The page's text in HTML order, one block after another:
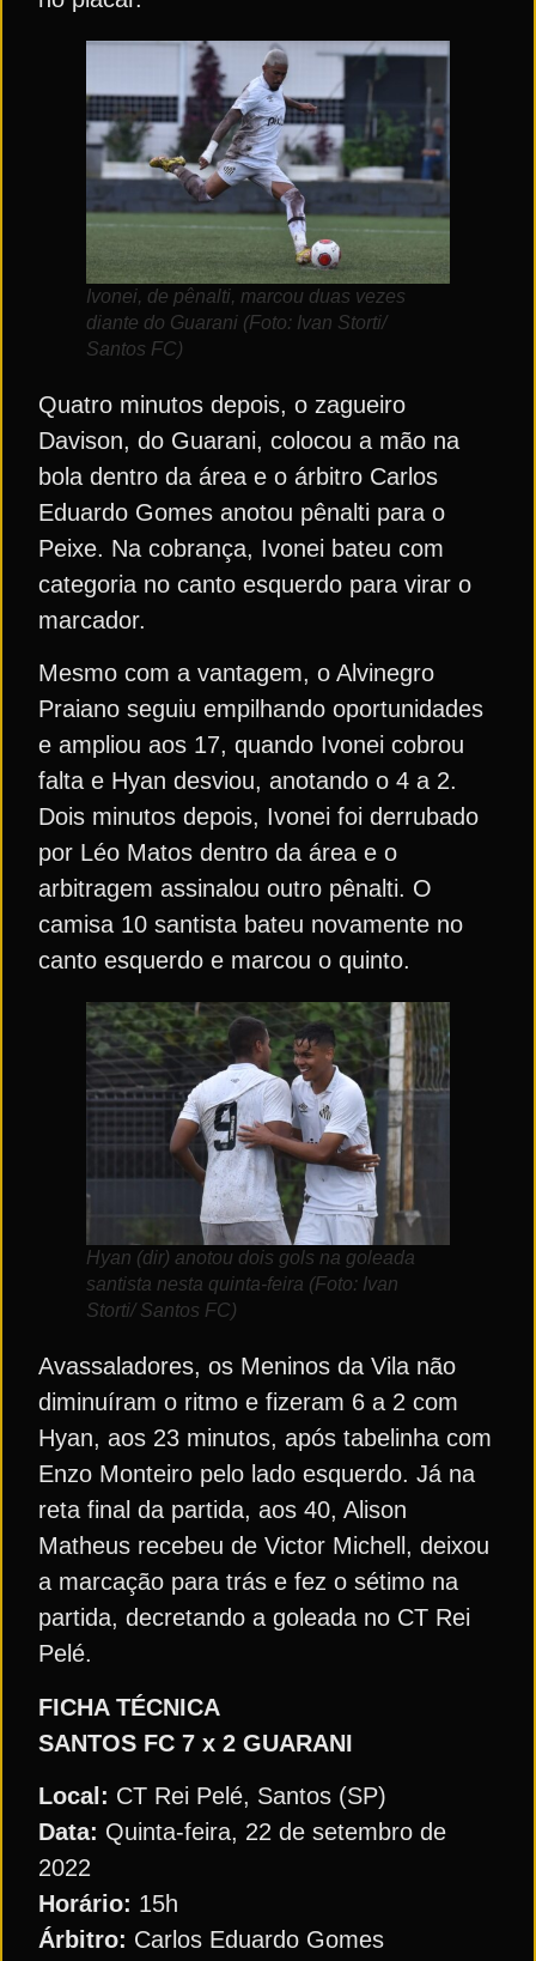
Ivonei, de pênalti, marcou duas vezes
diante do Guarani (Foto: Ivan Storti/
Santos FC)
Quatro minutos depois, o zagueiro
Davison, do Guarani, colocou a mão na
bola dentro da área e o árbitro Carlos
Eduardo Gomes anotou pênalti para o
Peixe. Na cobrança, Ivonei bateu com
categoria no canto esquerdo para virar o
marcador.
Mesmo com a vantagem, o Alvinegro
Praiano seguiu empilhando oportunidades
e ampliou aos 17, quando Ivonei cobrou
falta e Hyan desviou, anotando o 4 a 2.
Dois minutos depois, Ivonei foi derrubado
por Léo Matos dentro da área e o
arbitragem assinalou outro pênalti. O
camisa 10 santista bateu novamente no
canto esquerdo e marcou o quinto.
Hyan (dir) anotou dois gols na goleada
santista nesta quinta-feira (Foto: Ivan
Storti/ Santos FC)
Avassaladores, os Meninos da Vila não
diminuíram o ritmo e fizeram 6 a 2 com
Hyan, aos 23 minutos, após tabelinha com
Enzo Monteiro pelo lado esquerdo. Já na
reta final da partida, aos 40, Alison
Matheus recebeu de Victor Michell, deixou
a marcação para trás e fez o sétimo na
partida, decretando a goleada no CT Rei
Pelé.
FICHA TÉCNICA
SANTOS FC 7 x 2 GUARANI
Local: CT Rei Pelé, Santos (SP)
Data: Quinta-feira, 22 de setembro de
2022
Horário: 15h
Árbitro: Carlos Eduardo Gomes